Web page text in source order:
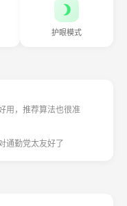
护眼模式
用，推荐算法也很准
通勤党太友好了